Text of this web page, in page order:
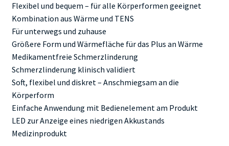
Flexibel und bequem – für alle Körperformen geeignet
Kombination aus Wärme und TENS
Für unterwegs und zuhause
Größere Form und Wärmefläche für das Plus an Wärme
Medikamentfreie Schmerzlinderung
Schmerzlinderung klinisch validiert
Soft, flexibel und diskret – Anschmiegsam an die
Körperform
Einfache Anwendung mit Bedienelement am Produkt
LED zur Anzeige eines niedrigen Akkustands
Medizinprodukt